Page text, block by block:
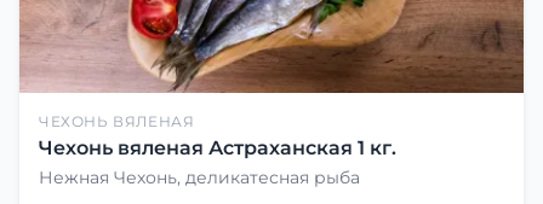
ЧЕХОНЬ ВЯЛЕНАЯ
Чехонь вяленая Астраханская 1 кг.
Нежная Чехонь, деликатесная рыба